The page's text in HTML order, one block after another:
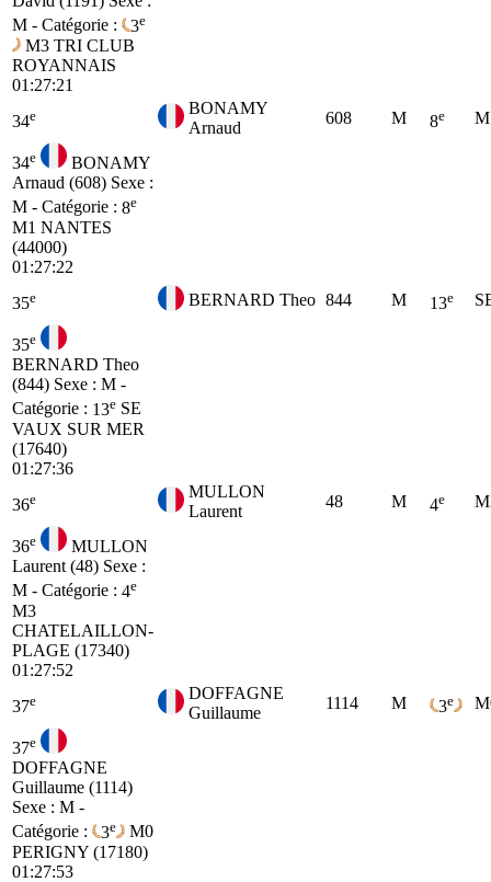
M - Catégorie :
3e
M3 TRI CLUB
ROYANNAIS
01:27:21
34e
BONAMY
Arnaud
608 M 8e
34e
BONAMY
Arnaud (608) Sexe :
M - Catégorie : 8e
M1 NANTES
(44000)
01:27:22
35e BERNARD Theo 844 M 13e
35e
BERNARD Theo
(844) Sexe : M -
Catégorie : 13e SE
VAUX SUR MER
(17640)
01:27:36
36e
MULLON
Laurent
48 M 4e
36e
MULLON
Laurent (48) Sexe :
M - Catégorie : 4e
M3
CHATELAILLON-
PLAGE (17340)
01:27:52
37e
DOFFAGNE
Guillaume
1114 M 3e
37e
DOFFAGNE
Guillaume (1114)
Sexe : M -
Catégorie :
3e
M0
PERIGNY (17180)
01:27:53